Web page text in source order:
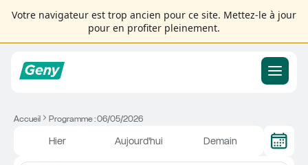
Votre navigateur est trop ancien pour ce site. Mettez-le à jour
pour en profiter pleinement.
Accueil Programme : 06/05/2026
Hier Aujourd'hui Demain